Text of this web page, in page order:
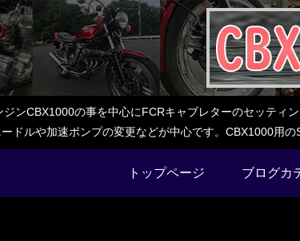
ンCBX1000の事を中心にFCRキャブレターのセッティ
ードルや加速ポンプの変更などが中心です。CBX1000用
トップページ ブログカ